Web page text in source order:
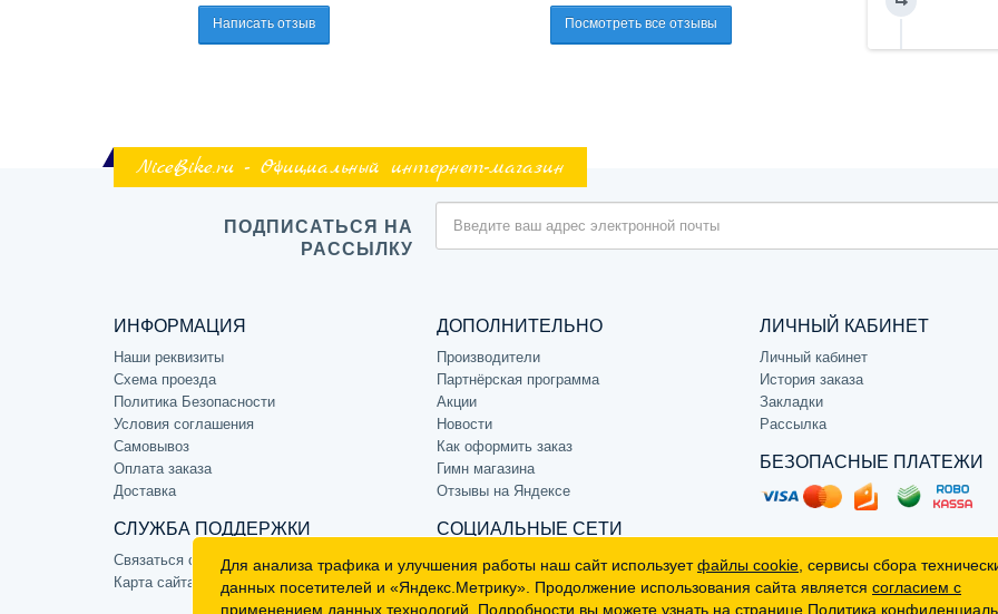
Написать отзыв Посмотреть все отзывы
NiceBike.ru - Официальный интернет-магазин
ПОДПИСАТЬСЯ НА
РАССЫЛКУ
ИНФОРМАЦИЯ
Наши реквизиты
Схема проезда
Политика Безопасности
Условия соглашения
Самовывоз
Оплата заказа
Доставка
СЛУЖБА ПОДДЕРЖКИ
Связаться с нами
Карта сайта
ДОПОЛНИТЕЛЬНО
Производители
Партнёрская программа
Акции
Новости
Как оформить заказ
Гимн магазина
Отзывы на Яндексе
СОЦИАЛЬНЫЕ СЕТИ
ЛИЧНЫЙ КАБИНЕТ
Личный кабинет
История заказа
Закладки
Рассылка
БЕЗОПАСНЫЕ ПЛАТЕЖИ
Для анализа трафика и улучшения работы наш сайт используетфайлы cookie , сервисы сбора
данных посетителей и «Яндекс.Метрику». Продолжение использования сайта является согласием с
применением данных технологий. Подробности вы можете узнать на странице Политика